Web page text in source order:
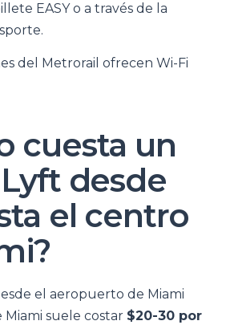
EASY o a través de la
del Metrorail ofrecen Wi-Fi
cuesta un
desde
el centro
el aeropuerto de Miami
Miami suele costar $20-30 por